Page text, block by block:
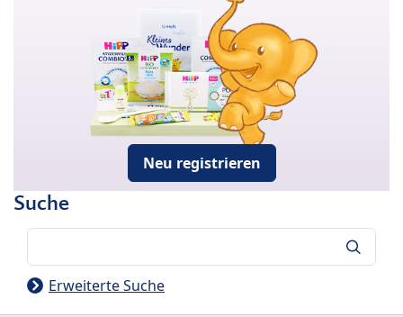
Neu registrieren
Suche
Erweiterte Suche